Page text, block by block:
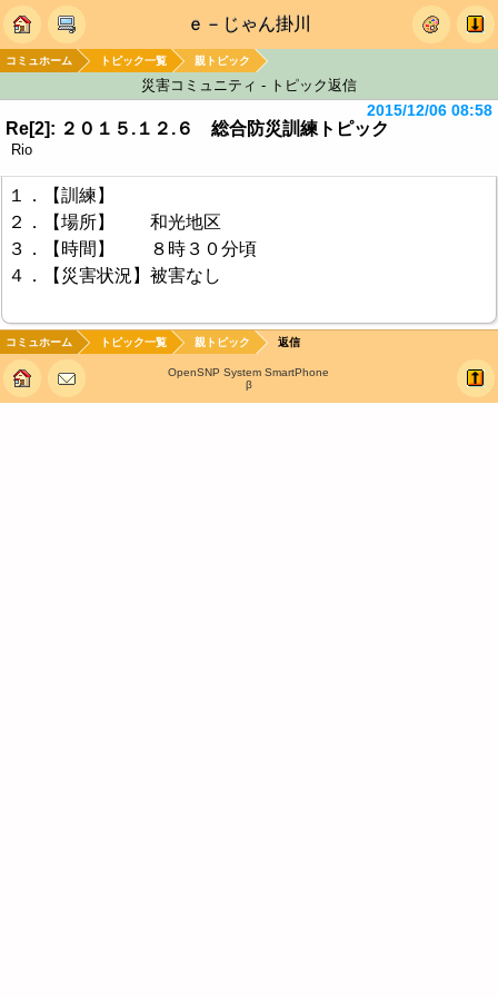
ｅ－じゃん掛川
コミュホーム トピック一覧 親トピック
災害コミュニティ - トピック返信
Re[2]: ２０１５.１２.６ 総合防災訓練トピック
Rio
2015/12/06 08:58
１．【訓練】
２．【場所】 和光地区
３．【時間】 ８時３０分頃
４．【災害状況】被害なし
コミュホーム トピック一覧 親トピック 返信
OpenSNP System SmartPhone
β